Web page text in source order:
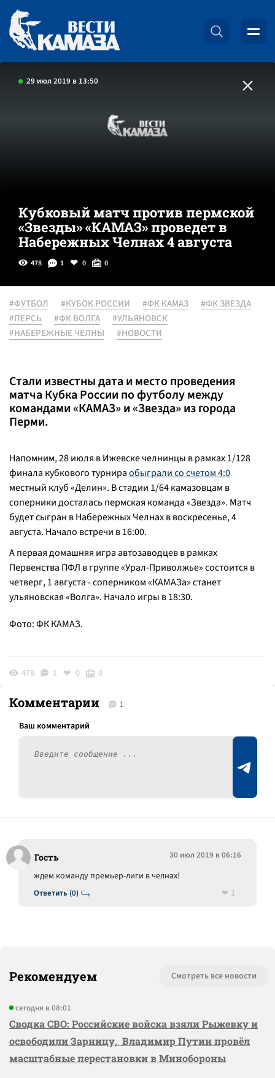
29 июл 2019 в 13:50
Кубковый матч против пермской
«Звезды» «КАМАЗ» проведет в
Набережных Челнах 4 августа
478 1 0 0
#ФУТБОЛ #КУБОК РОССИИ #ФК КАМАЗ
#ФК ЗВЕЗДА
#ПЕРСЬ
#ФК ВОЛГА
#УЛЬЯНОВСК
#НАБЕРЕЖНЫЕ ЧЕЛНЫ
#НОВОСТИ
Стали известны дата и место проведения
матча Кубка России по футболу между
командами «КАМАЗ» и «Звезда» из города
Перми.
Напомним, 28 июля в Ижевске челнинцы в рамках 1/128
финала кубкового турнираобыграли со счетом 4:0
местный клуб «Делин». В стадии 1/64 камазовцам в
соперники досталась пермская команда «Звезда». Матч
будет сыгран в Набережных Челнах в воскресенье, 4
августа. Начало встречи в 16:00.
А первая домашняя игра автозаводцев в рамках
Первенства ПФЛ в группе «Урал-Приволжье» состоится в
четверг, 1 августа - соперником «КАМАЗа» станет
ульяновская «Волга». Начало игры в 18:30.
Фото: ФК КАМАЗ.
478 1 0 0
Комментарии 1
Гость 30 июл 2019 в 06:16
Ответить (0)
ждем команду премьер-лиги в челнах!
1
Рекомендуем Смотреть все новости
сегодня в 08:01
Сводка СВО: Российские войска взяли Рыжевку и
освободили Зарницу, Владимир Путин провёл
масштабные перестановки в Минобороны